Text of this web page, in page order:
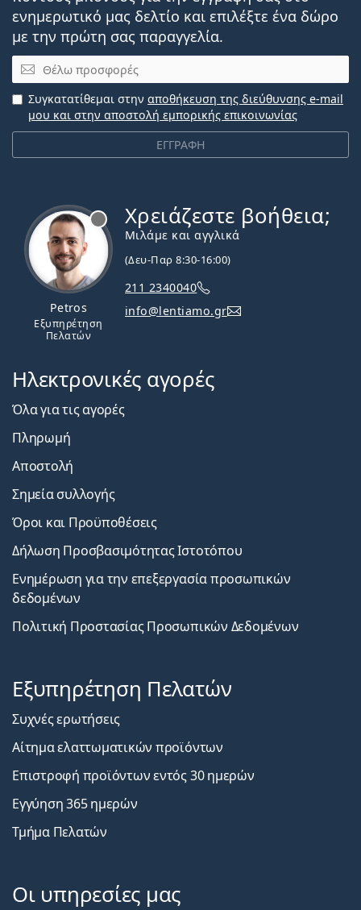
ενημερωτικό μας δελτίο και επιλέξτε ένα δώρο
με την πρώτη σας παραγγελία.
Email
ΕΓΓΡΑΦΗ
Συγκατατίθεμαι στην αποθήκευση της διεύθυνσης e-mail
μου και στην αποστολή εμπορικής επικοινωνίας
Petros
Εξυπηρέτηση
Πελατών
Χρειάζεστε βοήθεια;
Μιλάμε και αγγλικά
(Δευ-Παρ 8:30-16:00)
211 2340040
info@lentiamo.gr
Ηλεκτρονικές αγορές
Όλα για τις αγορές
Πληρωμή
Αποστολή
Σημεία συλλογής
Όροι και Προϋποθέσεις
Δήλωση Προσβασιμότητας Ιστοτόπου
Ενημέρωση για την επεξεργασία προσωπικών
δεδομένων
Πολιτική Προστασίας Προσωπικών Δεδομένων
Εξυπηρέτηση Πελατών
Συχνές ερωτήσεις
Αίτημα ελαττωματικών προϊόντων
Επιστροφή προϊόντων εντός 30 ημερών
Εγγύηση 365 ημερών
Τμήμα Πελατών
Οι υπηρεσίες μας